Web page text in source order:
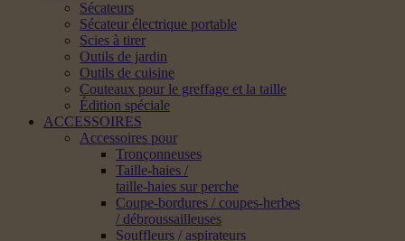
Sécateurs
Sécateur électrique portable
Scies à tirer
Outils de jardin
Outils de cuisine
Couteaux pour le greffage et la taille
Édition spéciale
ACCESSOIRES
Accessoires pour
Tronçonneuses
Taille-haies /
taille-haies sur perche
Coupe-bordures / coupes-herbes
/ débroussailleuses
Souffleurs / aspirateurs